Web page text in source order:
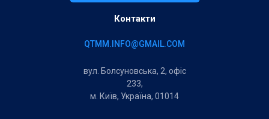
Контакти
QTMM.INFO@GMAIL.COM
вул. Болсуновська, 2, офіс
233,
м. Київ, Україна, 01014